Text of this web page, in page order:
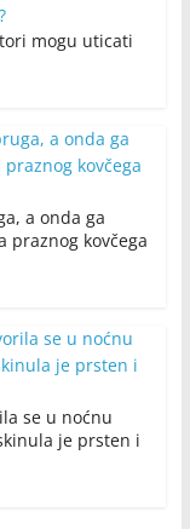
mogu uticati
a onda ga
praznog kovčega
se u noćnu
je prsten i